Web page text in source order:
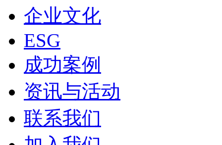
企业文化
ESG
成功案例
资讯与活动
联系我们